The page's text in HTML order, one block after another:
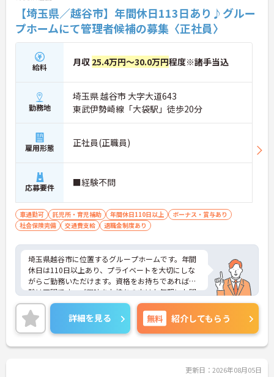
【埼玉県／越谷市】年間休日113日あり♪グルー
プホームにて管理者候補の募集〈正社員〉
給料 月収 25.4万円～30.0万円程度※諸手当込
勤務地
埼玉県 越谷市 大字大道643
東武伊勢崎線「大袋駅」徒歩20分
雇用形態 正社員(正職員)
応募要件 ■経験不問
車通勤可 託児所・育児補助 年間休日110日以上
ボーナス・賞与あり
社会保険完備
交通費支給 退職金制度あり
埼玉県越谷市に位置するグループホームです。年間
休日は110日以上あり、プライベートを大切にしな
がらご勤務いただけます。資格をお持ちであれば経
験は不問です。ご興味をお持ちの方はお気軽にお問
い合わせください。
詳細を見る 無料 紹介してもらう
更新日：2026年08月05日